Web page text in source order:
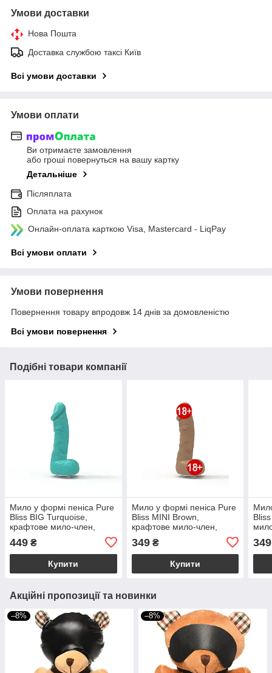
Умови доставки
Нова Пошта
Доставка службою таксі Київ
Всі умови доставки
Умови оплати
Ви отримаєте замовлення
або гроші повернуться на вашу картку
Детальніше
Післяплата
Оплата на рахунок
Онлайн-оплата карткою Visa, Mastercard - LiqPay
Всі умови оплати
Умови повернення
Повернення товару впродовж 14 днів за домовленістю
Всі умови повернення
Подібні товари компанії
Мило у формі пеніса Pure
Bliss BIG Turquoise,
крафтове мило-член,
449 ₴
Купити
Мило у формі пеніса Pure
Bliss MINI Brown,
крафтове мило-член,
349₴
Купити
349
Акційні пропозиції та новинки
–8% –8%